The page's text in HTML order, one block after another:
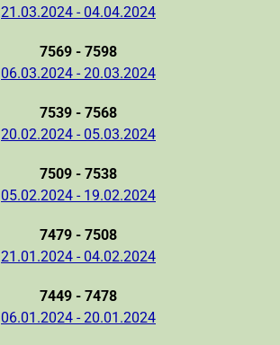
21.03.2024 - 04.04.2024
7569 - 7598
06.03.2024 - 20.03.2024
7539 - 7568
20.02.2024 - 05.03.2024
7509 - 7538
05.02.2024 - 19.02.2024
7479 - 7508
21.01.2024 - 04.02.2024
7449 - 7478
06.01.2024 - 20.01.2024